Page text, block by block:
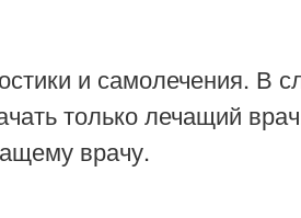
и самолечения. В
только лечащий
врачу.